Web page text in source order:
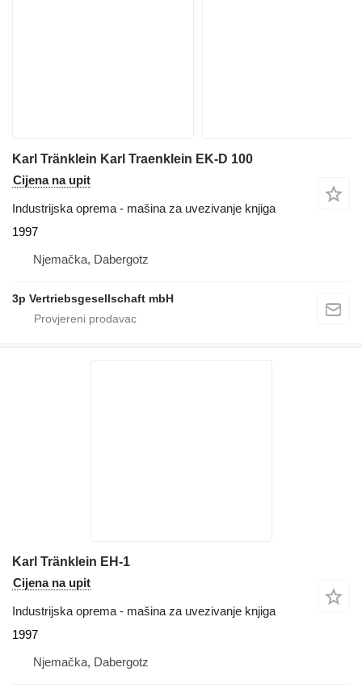
Karl Tränklein Karl Traenklein EK-D 100
Cijena na upit
Industrijska oprema - mašina za uvezivanje knjiga
1997
Njemačka, Dabergotz
3p Vertriebsgesellschaft mbH
Karl Tränklein EH-1
Cijena na upit
Industrijska oprema - mašina za uvezivanje knjiga
1997
Njemačka, Dabergotz